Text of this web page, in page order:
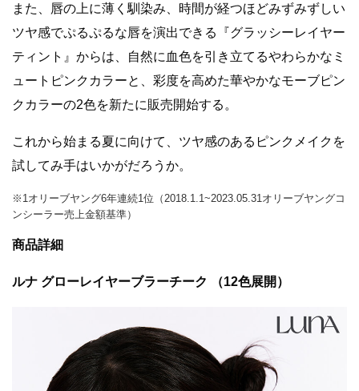
また、唇の上に薄く馴染み、時間が経つほどみずみずしい
ツヤ感でぷるぷるな唇を演出できる『グラッシーレイヤー
ティント』からは、自然に血色を引き立てるやわらかなミ
ュートピンクカラーと、彩度を高めた華やかなモーブピン
クカラーの2色を新たに販売開始する。
これから始まる夏に向けて、ツヤ感のあるピンクメイクを
試してみ手はいかがだろうか。
※1オリーブヤング6年連続1位（2018.1.1~2023.05.31オリーブヤングコ
ンシーラー売上金額基準）
商品詳細
ルナ グローレイヤーブラーチーク （12色展開）